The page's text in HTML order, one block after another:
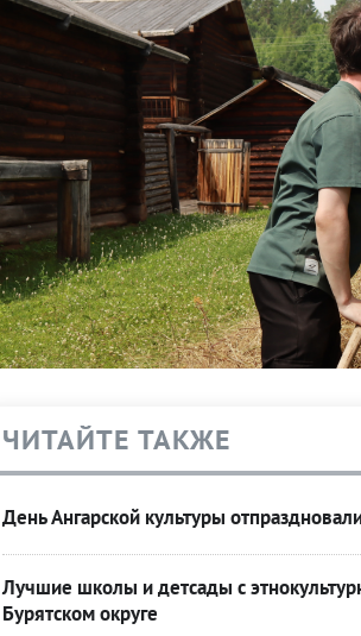
ЧИТАЙТЕ ТАКЖЕ
День Ангарской культуры
Лучшие школы и детсады с
Бурятском округе